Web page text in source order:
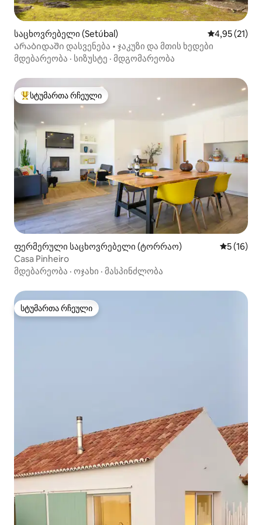
საცხოვრებელი (Setúbal) საშუალო
4,95 (21)
Არაბიდაში დასვენება • ჯაკუზი და მთის ხედები
მდებარეობა · სიზუსტე · მდგომარეობა
სტუმართა რჩეული მოწინავე ვარიანტი
სტუმართა რჩეული
ფერმერული საცხოვრებელი (ტორრაო) საშუალო
5 (16)
Casa Pinheiro
მდებარეობა · ოჯახი · მასპინძლობა
სტუმართა რჩეული
სტუმართა რჩეული